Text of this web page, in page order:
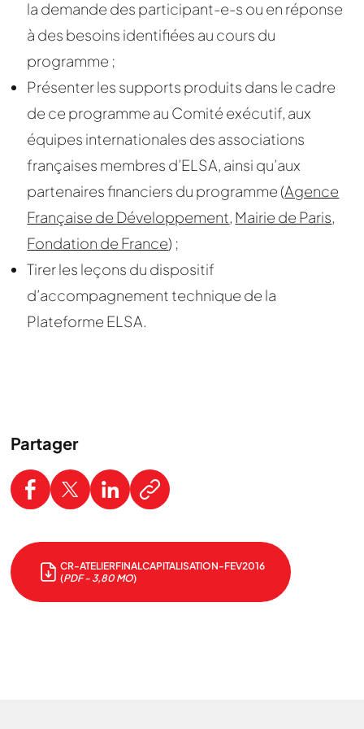
la demande des participant-e-s ou en réponse
à des besoins identifiées au cours du
programme ;
Présenter les supports produits dans le cadre
de ce programme au Comité exécutif, aux
équipes internationales des associations
françaises membres d’ELSA, ainsi qu’aux
partenaires financiers du programme (Agence
Française de Développement, Mairie de Paris,
Fondation de France) ;
Tirer les leçons du dispositif
d’accompagnement technique de la
Plateforme ELSA.
Partager
CR-ATELIERFINALCAPITALISATION-FEV2016
(PDF - 3,80 MO)
Nous cherchons le contenu
demandé....